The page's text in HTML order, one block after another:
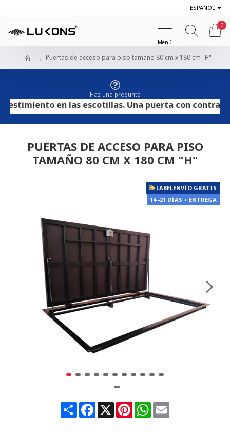
ESPAÑOL
0
Puertas de acceso para piso tamaño 80 cm x 180 cm "H"
Haz una pregunta
en las escotillas. Una puerta con
PUERTAS DE ACCESO PARA PISO
TAMAÑO 80 CM X 180 CM "H"
LABELENVÍO GRATIS
14 -21 DÍAS + ENTREGA
ShareFacebook
X PinterestWhatsApp
Email